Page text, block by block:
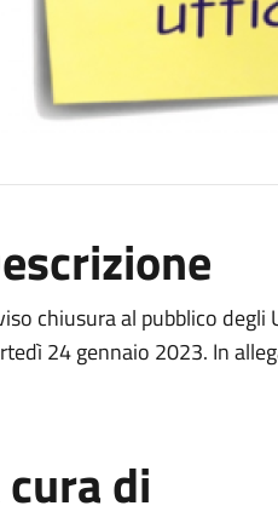
chiusura al pubblico
24 gennaio 2023. In
di